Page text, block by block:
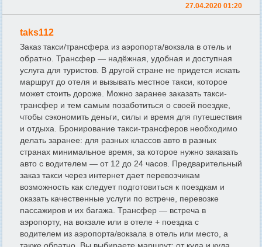
27.04.2020 01:20
taks112
Заказ такси/трансфера из аэропорта/вокзала в отель и
обратно. Трансфер — надёжная, удобная и доступная
услуга для туристов. В другой стране не придется искать
маршрут до отеля и вызывать местное такси, которое
может стоить дороже. Можно заранее заказать такси-
трансфер и тем самым позаботиться о своей поездке,
чтобы сэкономить деньги, силы и время для путешествия
и отдыха. Бронирование такси-трансферов необходимо
делать заранее: для разных классов авто в разных
странах минимальное время, за которое нужно заказать
авто с водителем — от 12 до 24 часов. Предварительный
заказ такси через интернет дает перевозчикам
возможность как следует подготовиться к поездкам и
оказать качественные услуги по встрече, перевозке
пассажиров и их багажа. Трансфер — встреча в
аэропорту, на вокзале или в отеле + поездка с
водителем из аэропорта/вокзала в отель или место, а